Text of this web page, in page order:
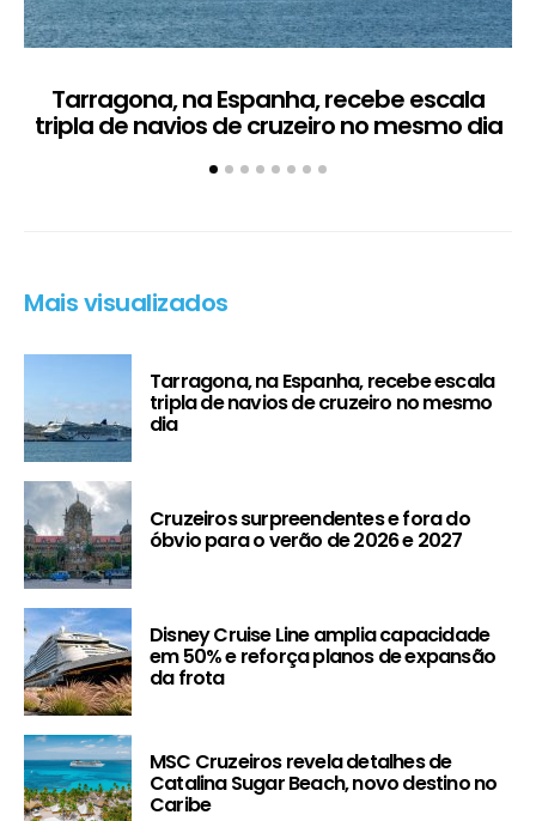
Tarragona, na Espanha, recebe escala
tripla de navios de cruzeiro no mesmo dia
Mais visualizados
Tarragona, na Espanha, recebe escala
tripla de navios de cruzeiro no mesmo
dia
Cruzeiros surpreendentes e fora do
óbvio para o verão de 2026 e 2027
Disney Cruise Line amplia capacidade
em 50% e reforça planos de expansão
da frota
MSC Cruzeiros revela detalhes de
Catalina Sugar Beach, novo destino no
Caribe